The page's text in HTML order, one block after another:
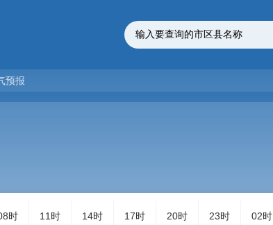
预报
时 11时 14时 17时 20时 23时 02时